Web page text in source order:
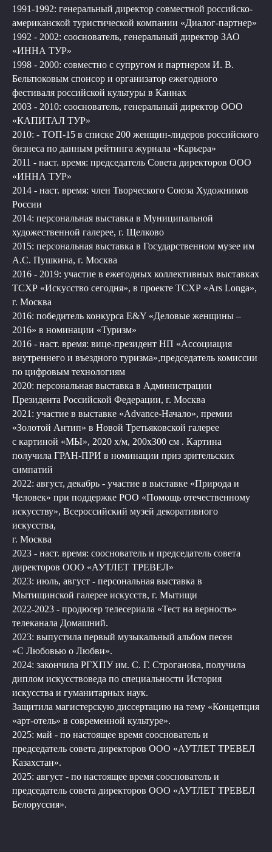
1991-1992: генеральный директор совместной российско-
американской туристической компании «Диалог-партнер»
1992 - 2002: сооснователь, генеральный директор ЗАО
«ИННА ТУР»
1998 - 2000: совместно с супругом и партнером И. В.
Бельтюковым спонсор и организатор ежегодного
фестиваля российской культуры в Каннах
2003 - 2010: сооснователь, генеральный директор ООО
«КАПИТАЛ ТУР»
2010: - ТОП-15 в списке 200 женщин-лидеров российского
бизнеса по данным рейтинга журнала «Карьера»
2011 - наст. время: председатель Совета директоров ООО
«ИННА ТУР»
2014 - наст. время: член Творческого Союза Художников
России
2014: персональная выставка в Муниципальной
художественной галерее, г. Щелково
2015: персональная выставка в Государственном музее им
А.С. Пушкина, г. Москва
2016 - 2019: участие в ежегодных коллективных выставках
ТСХР «Искусство сегодня», в проекте ТСХР «Ars Longa»,
г. Москва
2016: победитель конкурса E&Y «Деловые женщины –
2016» в номинации «Туризм»
2016 - наст. время: вице-президент НП «Ассоциация
внутреннего и въездного туризма»,председатель комиссии
по цифровым технологиям
2020: персональная выставка в Администрации
Президента Российской Федерации, г. Москва
2021: участие в выставке «Advance-Начало», премии
«Золотой Антип» в Новой Третьяковской галерее
с картиной «МЫ», 2020 х/м, 200х300 см . Картина
получила ГРАН-ПРИ в номинации приз зрительских
симпатий
2022: август, декабрь - участие в выставке «Природа и
Человек» при поддержке РОО «Помощь отечественному
искусству», Всероссийский музей декоративного
искусства,
г. Москва
2023 - наст. время: сооснователь и председатель совета
директоров ООО «АУТЛЕТ ТРЕВЕЛ»
2023: июль, август - персональная выставка в
Мытищинской галерее искусств, г. Мытищи
2022-2023 - продюсер телесериала «Тест на верность»
телеканала Домашний.
2023: выпустила первый музыкальный альбом песен
«С Любовью о Любви».
2024: закончила РГХПУ им. С. Г. Строганова, получила
диплом искусствоведа по специальности История
искусства и гуманитарных наук.
Защитила магистерскую диссертацию на тему «Концепция
«арт-отель» в современной культуре».
2025: май - по настоящее время сооснователь и
председатель совета директоров ООО «АУТЛЕТ ТРЕВЕЛ
Казахстан».
2025: август - по настоящее время сооснователь и
председатель совета директоров ООО «АУТЛЕТ ТРЕВЕЛ
Белоруссия».